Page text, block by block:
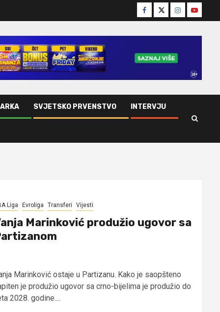
Facebook
TwitterInstagram
Youtube
SVJETSKO PRVENSTVO INTERVJU
Liga Evroliga Transferi Vijesti
Marinković produžio ugovor sa
Marinković ostaje u Partizanu. Kako je saopšteno
je produžio ugovor sa crno-bijelima je produžio do
2028. godine....